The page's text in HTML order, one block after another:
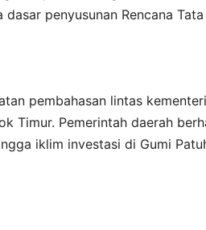
penyusunan Rencana Tata
pembahasan lintas
Timur. Pemerintah daerah
iklim investasi di Gumi